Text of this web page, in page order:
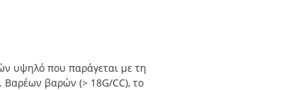
υψηλό που παράγεται με τη
βαρών (> 18G/CC), το